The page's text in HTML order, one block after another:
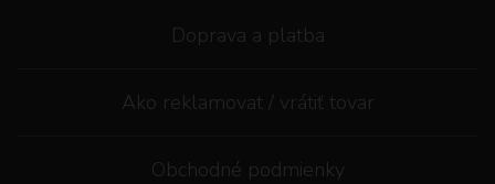
Doprava a platba
Ako reklamovat / vrátiť tovar
Obchodné podmienky